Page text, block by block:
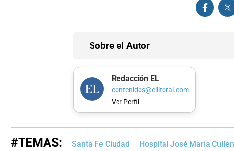
Sobre el Autor
Redacción EL
contenidos@ellitoral.com
Ver Perfil
#TEMAS: Santa Fe Ciudad Hospital José María Cullen